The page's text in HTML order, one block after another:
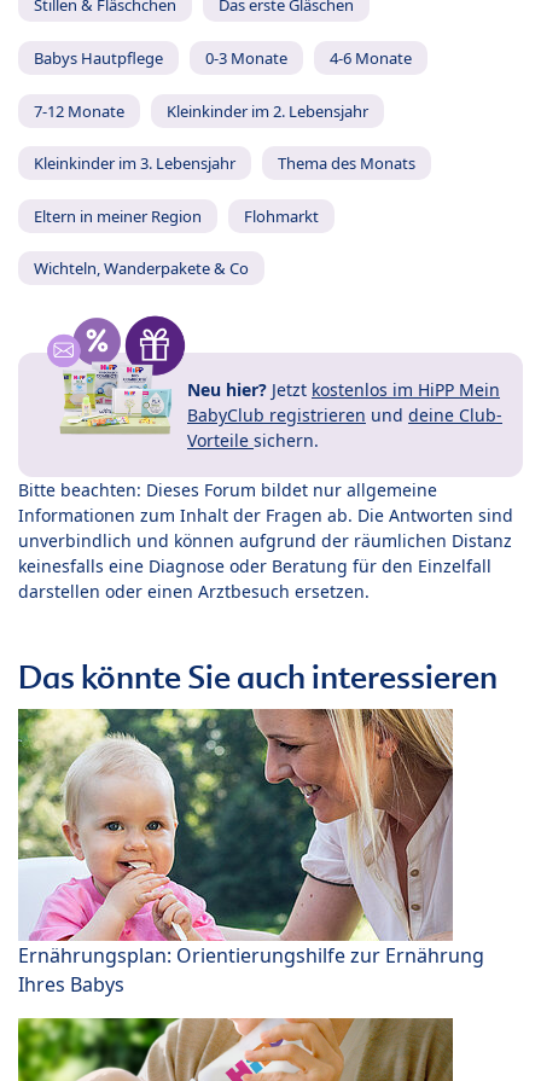
Stillen & Fläschchen Das erste Gläschen
Babys Hautpflege 0-3 Monate 4-6 Monate
7-12 Monate Kleinkinder im 2. Lebensjahr
Kleinkinder im 3. Lebensjahr Thema des Monats
Eltern in meiner Region Flohmarkt
Wichteln, Wanderpakete & Co
Neu hier? Jetzt kostenlos im HiPP Mein
BabyClub registrieren und deine Club-
Vorteile sichern.
Bitte beachten: Dieses Forum bildet nur allgemeine
Informationen zum Inhalt der Fragen ab. Die Antworten sind
unverbindlich und können aufgrund der räumlichen Distanz
keinesfalls eine Diagnose oder Beratung für den Einzelfall
darstellen oder einen Arztbesuch ersetzen.
Das könnte Sie auch interessieren
Ernährungsplan: Orientierungshilfe zur Ernährung
Ihres Babys